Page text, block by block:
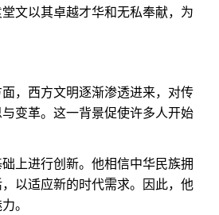
文以其卓越才华和无私奉献，为
，西方文明逐渐渗透进来，对传
变革。这一背景促使许多人开始
上进行创新。他相信中华民族拥
以适应新的时代需求。因此，他
。